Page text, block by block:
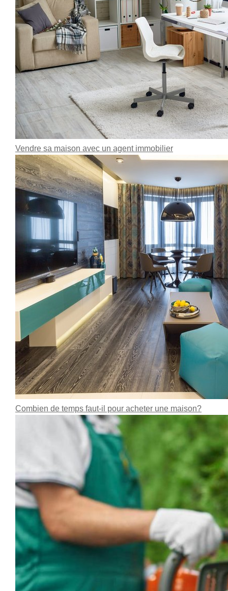
Vendre sa maison avec un agent immobilier
Combien de temps faut-il pour acheter une maison?